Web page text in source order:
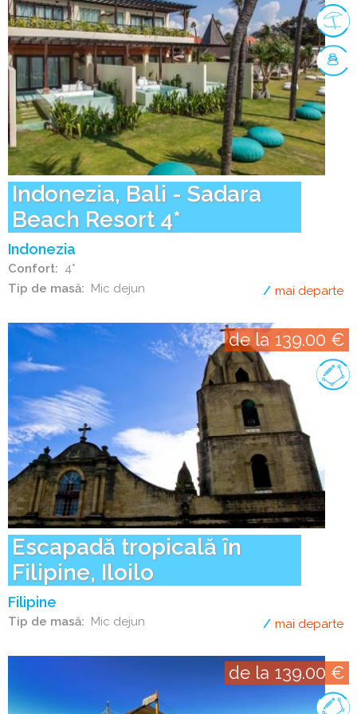
Indonezia, Bali - Sadara
Beach Resort 4*
Indonezia
Confort
4*
Tip de masă
Mic dejun mai departe
Escapadă tropicală în
Filipine, Iloilo
Filipine
Tip de masă Mic dejun
de la 139.00 €
mai departe
de la 139.00 €